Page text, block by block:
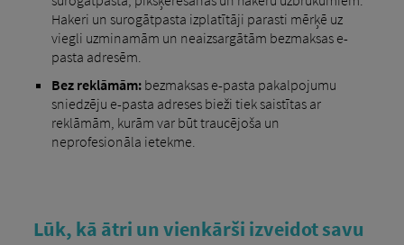
Hakeri un surogātpasta izplatītāji parasti mērķē uz
viegli uzminamām un neaizsargātām bezmaksas e-
pasta adresēm.
Bez reklāmām:bezmaksas e-pasta pakalpojumu
sniedzēju e-pasta adreses bieži tiek saistītas ar
reklāmām, kurām var būt traucējoša un
neprofesionāla ietekme.
Lūk, kā ātri un vienkārši izveidot savu